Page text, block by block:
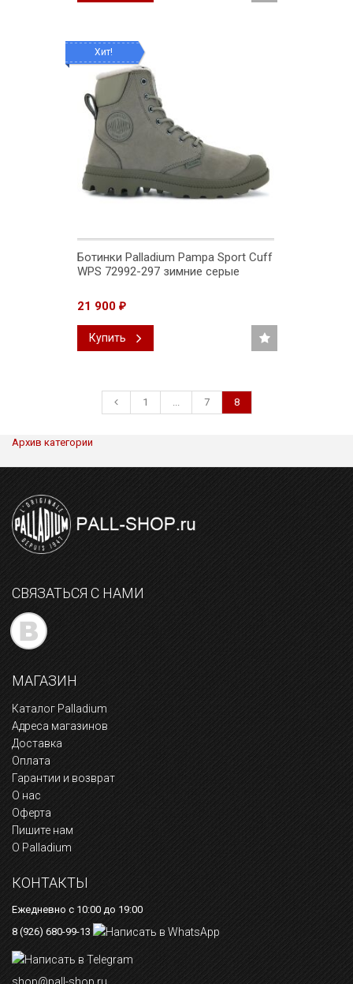
Хит!
Ботинки Palladium Pampa Sport Cuff
WPS 72992-297 зимние серые
21 900 ₽
Купить
1 7 8
Архив категории
СВЯЗАТЬСЯ С НАМИ
МАГАЗИН
Каталог Palladium
Адреса магазинов
Доставка
Оплата
Гарантии и возврат
О нас
Оферта
Пишите нам
О Palladium
КОНТАКТЫ
Ежедневно с 10:00 до 19:00
8 (926) 680-99-13